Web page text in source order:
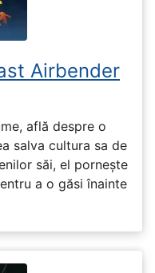
Airbender
află despre o
salva cultura sa de
săi, el pornește
a o găsi înainte